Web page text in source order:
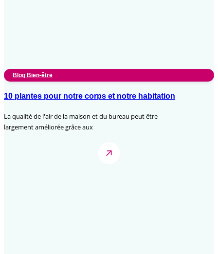
Blog Bien-être
10 plantes pour notre corps et notre habitation
La qualité de l'air de la maison et du bureau peut être
largement améliorée grâce aux